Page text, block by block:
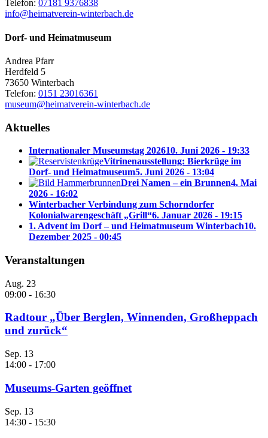
Telefon: 07181 9376838
info@heimatverein-winterbach.de
Dorf- und Heimatmuseum
Andrea Pfarr
Herdfeld 5
73650 Winterbach
Telefon: 0151 23016361
museum@heimatverein-winterbach.de
Aktuelles
Internationaler Museumstag 202610. Juni 2026 - 19:33
Vitrinenausstellung: Bierkrüge im
Dorf- und Heimatmuseum5. Juni 2026 - 13:04
Drei Namen – ein Brunnen4. Mai
2026 - 16:02
Winterbacher Verbindung zum Schorndorfer
Kolonialwarengeschäft „Grill“6. Januar 2026 - 19:15
1. Advent im Dorf – und Heimatmuseum Winterbach10.
Dezember 2025 - 00:45
Veranstaltungen
Aug. 23
09:00 - 16:30
Radtour „Über Berglen, Winnenden, Großheppach
und zurück“
Sep. 13
14:00 - 17:00
Museums-Garten geöffnet
Sep. 13
14:30 - 15:30